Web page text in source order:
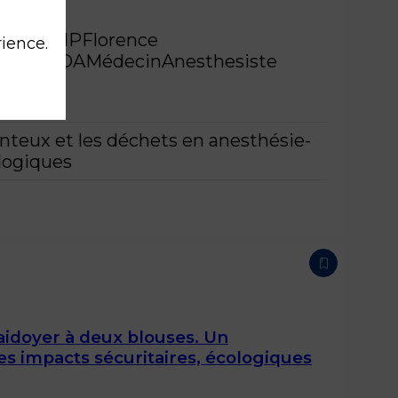
APHPFlorence
MédecinAnesthesiste
et les déchets en anesthésie-
à deux blouses. Un
impacts sécuritaires, écologiques